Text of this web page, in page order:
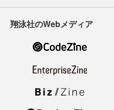
翔泳社のWebメディア